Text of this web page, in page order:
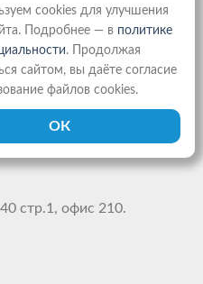
стр.1, офис 210.
cookies для улучшения
Подробнее — в политике
. Продолжая
сайтом, вы даёте согласие
файлов cookies.